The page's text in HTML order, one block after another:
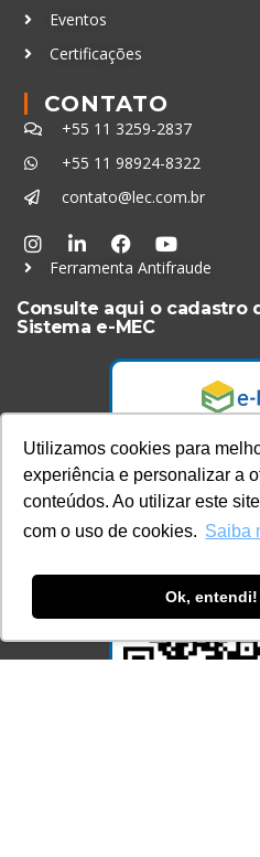
Utilizamos cookies para
experiência e personalizar a
conteúdos. Ao utilizar este
com o uso de cookies. Saiba
Ok, entendi!
Eventos
Certificações
CONTATO
+55 11 3259-2837
+55 11 98924-8322
contato@lec.com.br
Ferramenta Antifraude
Consulte aqui o cadastro
Sistema e-MEC